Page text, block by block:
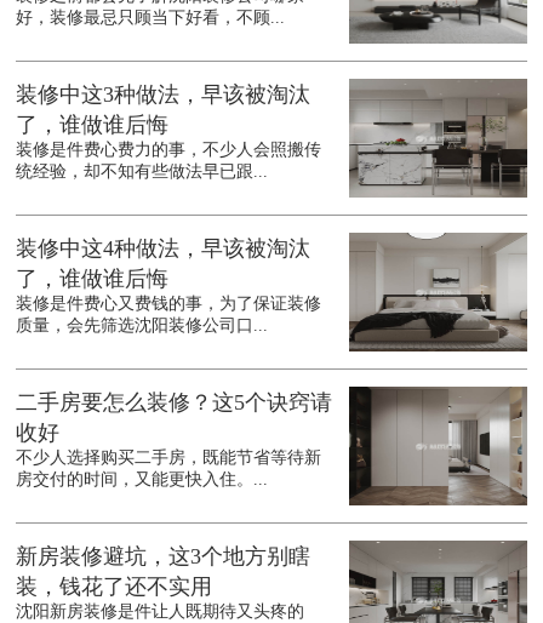
好，装修最忌只顾当下好看，不顾...
装修中这3种做法，早该被淘汰
了，谁做谁后悔
装修是件费心费力的事，不少人会照搬传
统经验，却不知有些做法早已跟...
装修中这4种做法，早该被淘汰
了，谁做谁后悔
装修是件费心又费钱的事，为了保证装修
质量，会先筛选沈阳装修公司口...
二手房要怎么装修？这5个诀窍请
收好
不少人选择购买二手房，既能节省等待新
房交付的时间，又能更快入住。...
新房装修避坑，这3个地方别瞎
装，钱花了还不实用
沈阳新房装修是件让人既期待又头疼的